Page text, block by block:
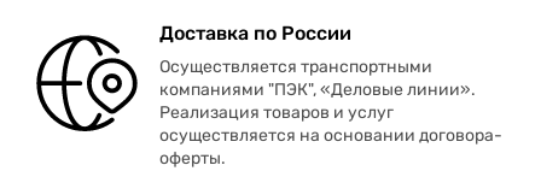
Доставка по России
Осуществляется транспортными
компаниями "ПЭК", «Деловые линии».
Реализация товаров и услуг
осуществляется на основании договора-
оферты.